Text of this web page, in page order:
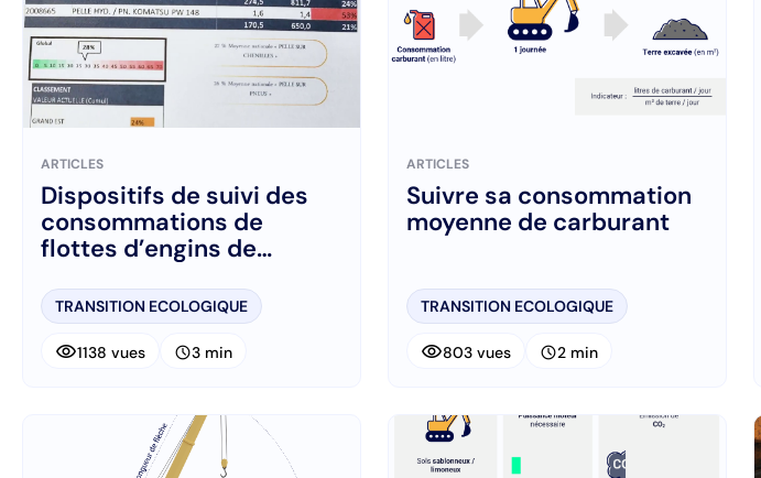
ARTICLES
Dispositifs de suivi des
consommations de
flottes d’engins de
TRANSITION ECOLOGIQUE
visibility1138 vues schedule3 min
ARTICLES
Suivre sa consommation
moyenne de carburant
TRANSITION ECOLOGIQUE
visibility803 vues schedule2 min